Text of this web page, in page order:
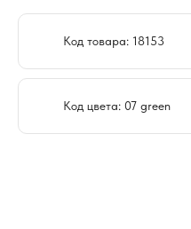
Код товара: 18153
Код цвета: 07 green